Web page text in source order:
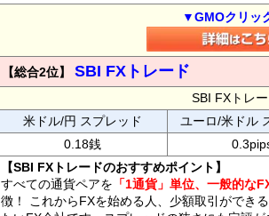
▼GMOクリッ
【総合2位】 SBI FXトレード
SBI FXトレ
米ドル/円 スプレッド
ユーロ/米ドル
0.18銭
【SBI FXトレードのおすすめポイント】
すべての通貨ペアを 「1通貨」単位、一般的な
徴！ これからFXを始める人、少額取引ができ